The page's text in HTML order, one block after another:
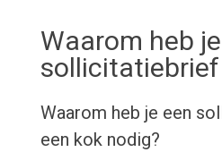
Waarom heb
sollicitatiebrief
Waarom heb je een
een kok nodig?